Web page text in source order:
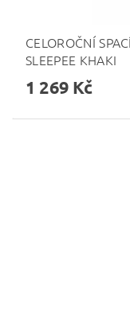
CELOROČNÍ
SLEEPEE KHAKI
1 269 Kč